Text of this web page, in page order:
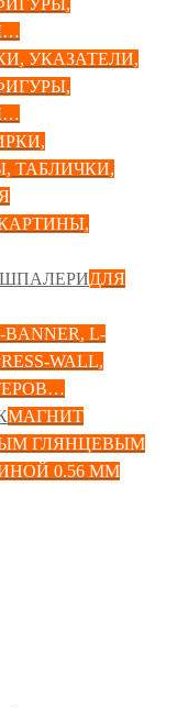
УКАЗАТЕЛИ,
ТАБЛИЧКИ,
ДЛЯ
BANNER, L-
WALL,
МАГНИТ
ГЛЯНЦЕВЫМ
0.56 ММ